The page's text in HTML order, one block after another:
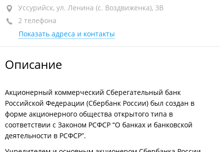
Уссурийск, ул. Ленина (с. Воздвиженка), 3В
2 телефона
Показать адреса и контакты
Описание
Акционерный коммерческий Сберегательный банк
Российской Федерации (Сбербанк России) был создан в
форме акционерного общества открытого типа в
соответствии с Законом РСФСР “О банках и банковской
деятельности в РСФСР”.